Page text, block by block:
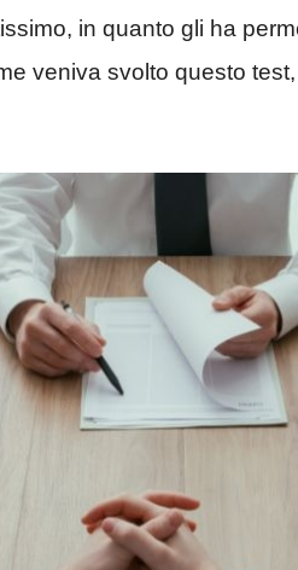
in quanto gli ha
veniva svolto questo